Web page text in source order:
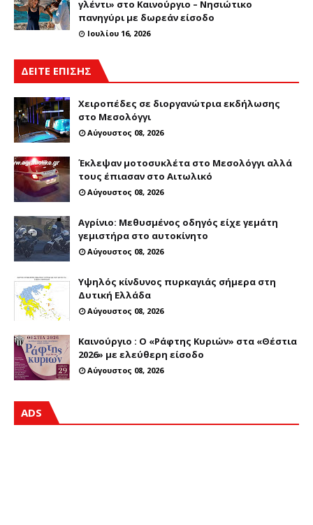
γλέντι» στο Καινούργιο – Νησιώτικο
πανηγύρι με δωρεάν είσοδο
Ιουλίου 16, 2026
ΔΕΙΤΕ ΕΠΙΣΗΣ
Χειροπέδες σε διοργανώτρια εκδήλωσης
στο Μεσολόγγι
Αύγουστος 08, 2026
Έκλεψαν μοτοσυκλέτα στο Μεσολόγγι αλλά
τους έπιασαν στο Αιτωλικό
Αύγουστος 08, 2026
Αγρίνιο: Μεθυσμένος οδηγός είχε γεμάτη
γεμιστήρα στο αυτοκίνητο
Αύγουστος 08, 2026
Υψηλός κίνδυνος πυρκαγιάς σήμερα στη
Δυτική Ελλάδα
Αύγουστος 08, 2026
Καινούργιο : Ο «Ράφτης Κυριών» στα «Θέστια
2026» με ελεύθερη είσοδο
Αύγουστος 08, 2026
ADS